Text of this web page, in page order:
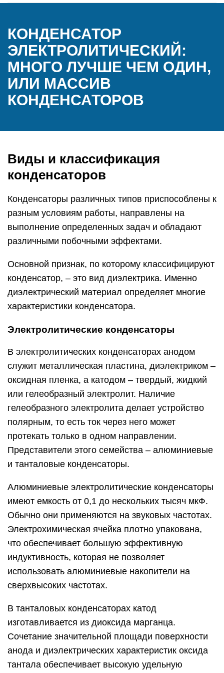
КОНДЕНСАТОР
ЭЛЕКТРОЛИТИЧЕСКИЙ:
МНОГО ЛУЧШЕ ЧЕМ ОДИН,
ИЛИ МАССИВ
КОНДЕНСАТОРОВ
Виды и классификация
конденсаторов
Конденсаторы различных типов приспособлены к
разным условиям работы, направлены на
выполнение определенных задач и обладают
различными побочными эффектами.
Основной признак, по которому классифицируют
конденсатор, – это вид диэлектрика. Именно
диэлектрический материал определяет многие
характеристики конденсатора.
Электролитические конденсаторы
В электролитических конденсаторах анодом
служит металлическая пластина, диэлектриком –
оксидная пленка, а катодом – твердый, жидкий
или гелеобразный электролит. Наличие
гелеобразного электролита делает устройство
полярным, то есть ток через него может
протекать только в одном направлении.
Представители этого семейства – алюминиевые
и танталовые конденсаторы.
Алюминиевые электролитические конденсаторы
имеют емкость от 0,1 до нескольких тысяч мкФ.
Обычно они применяются на звуковых частотах.
Электрохимическая ячейка плотно упакована,
что обеспечивает большую эффективную
индуктивность, которая не позволяет
использовать алюминиевые накопители на
сверхвысоких частотах.
В танталовых конденсаторах катод
изготавливается из диоксида марганца.
Сочетание значительной площади поверхности
анода и диэлектрических характеристик оксида
тантала обеспечивает высокую удельную